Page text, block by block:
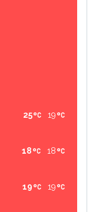
19
25
18
18
19
19